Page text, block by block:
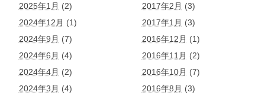
2025年1月 (2)
2024年12月 (1)
2024年9月 (7)
2024年6月 (4)
2024年4月 (2)
2024年3月 (4)
2017年2月 (3)
2017年1月 (3)
2016年12月 (1)
2016年11月 (2)
2016年10月 (7)
2016年8月 (3)